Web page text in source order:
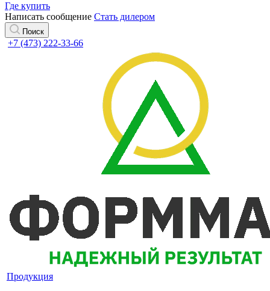
Где купить
Написать сообщение Стать дилером
Поиск
+7 (473) 222-33-66
Продукция